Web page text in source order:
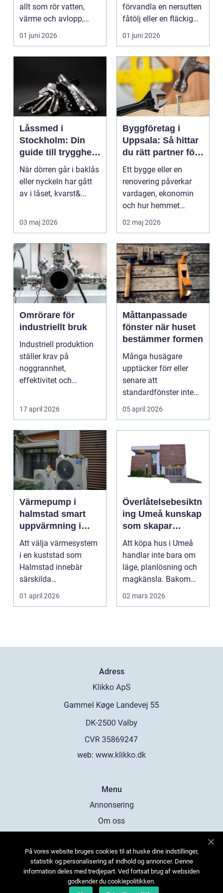
allt som rör vatten,
värme och avlopp,
b&ari...
01 juni 2026
förvandla en nersutten
fåtölj eller en fläckig
soffa till en favoritm...
01 juni 2026
Låssmed i
Stockholm: Din
guide till trygghet
och säkerhet
När dörren går i baklås
eller nyckeln har gått
av i låset, kvarst&...
03 maj 2026
Byggföretag i
Uppsala: Så hittar
du rätt partner för
ditt projekt
Ett bygge eller en
renovering påverkar
vardagen, ekonomin
och hur hemmet
fungerar under l&arin...
02 maj 2026
Omrörare för
industriellt bruk
Industriell produktion
ställer krav på
noggrannhet,
effektivitet och
17 april 2026
Måttanpassade
fönster när huset
bestämmer formen
Många husägare
upptäcker förr eller
senare att
standardfönster inte
riktigt passar. Kanske
är huset ...
05 april 2026
Värmepump i
halmstad smart
uppvärmning i
kustklimat
Att välja värmesystem
i en kuststad som
Halmstad innebär
särskilda
förutsättningar. Vind,
fukt, mild...
01 april 2026
Överlåtelsebesiktn
ing Umeå kunskap
som skapar
tryggare
husaffärer
Att köpa hus i Umeå
handlar inte bara om
läge, planlösning och
magkänsla. Bakom
02 mars 2026
Adress
web: www.klikko.dk
Menu
Annonsering
Om oss
Kontakta oss
Sitemap
På vores website bruges cookies til at huske dine indstillinger,
statistik og personalisering af indhold og annoncer. Denne
information deles med tredjepart. Ved fortsat brug af websiden
godkender du cookiepolitikken.